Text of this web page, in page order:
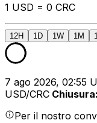
1 USD = 0 CRC
12H 1D 1W 1M
7 ago 2026, 02:55
USD/CRC Chiusura:
Per il nostro